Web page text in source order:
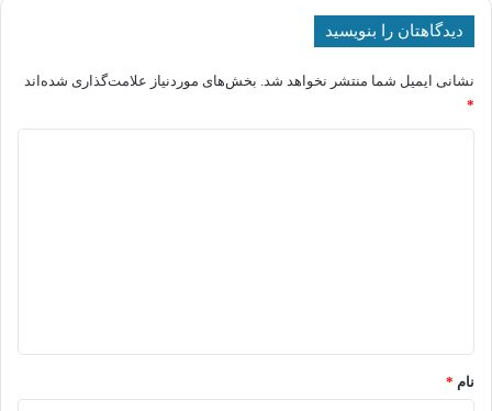
دیدگاهتان را بنویسید
نشانی ایمیل شما منتشر نخواهد شد. بخش‌های موردنیاز علامت‌گذاری شده‌اند
*
نام *